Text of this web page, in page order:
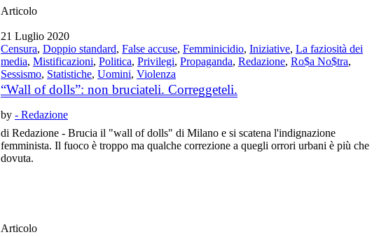
Articolo
21 Luglio 2020
Censura,Doppio standard,False accuse,Femminicidio,Iniziative,La faziosità dei
media,Mistificazioni,Politica,Privilegi,Propaganda,Redazione,Ro$a No$tra,
Sessismo, Statistiche,Uomini,Violenza
“Wall of dolls”: non bruciateli. Correggeteli.
by- Redazione
di Redazione - Brucia il "wall of dolls" di Milano e si scatena l'indignazione
femminista. Il fuoco è troppo ma qualche correzione a quegli orrori urbani è più che
dovuta.
Articolo